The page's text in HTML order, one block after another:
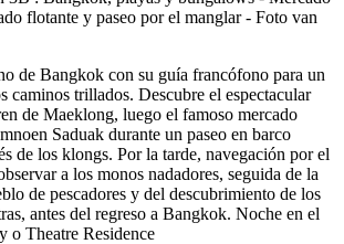
de Bangkok con su guía francófono para un
caminos trillados. Descubre el espectacular
de Maeklong, luego el famoso mercado
Saduak durante un paseo en barco
de los klongs. Por la tarde, navegación por el
a los monos nadadores, seguida de la
de pescadores y del descubrimiento de los
antes del regreso a Bangkok. Noche en el
o Theatre Residence